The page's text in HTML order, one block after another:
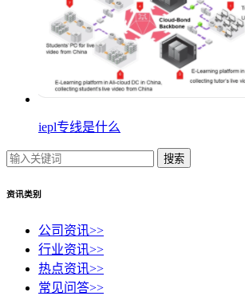
iepl专线是什么
搜索
资讯类别
公司资讯>>
行业资讯>>
热点资讯>>
常见问答>>